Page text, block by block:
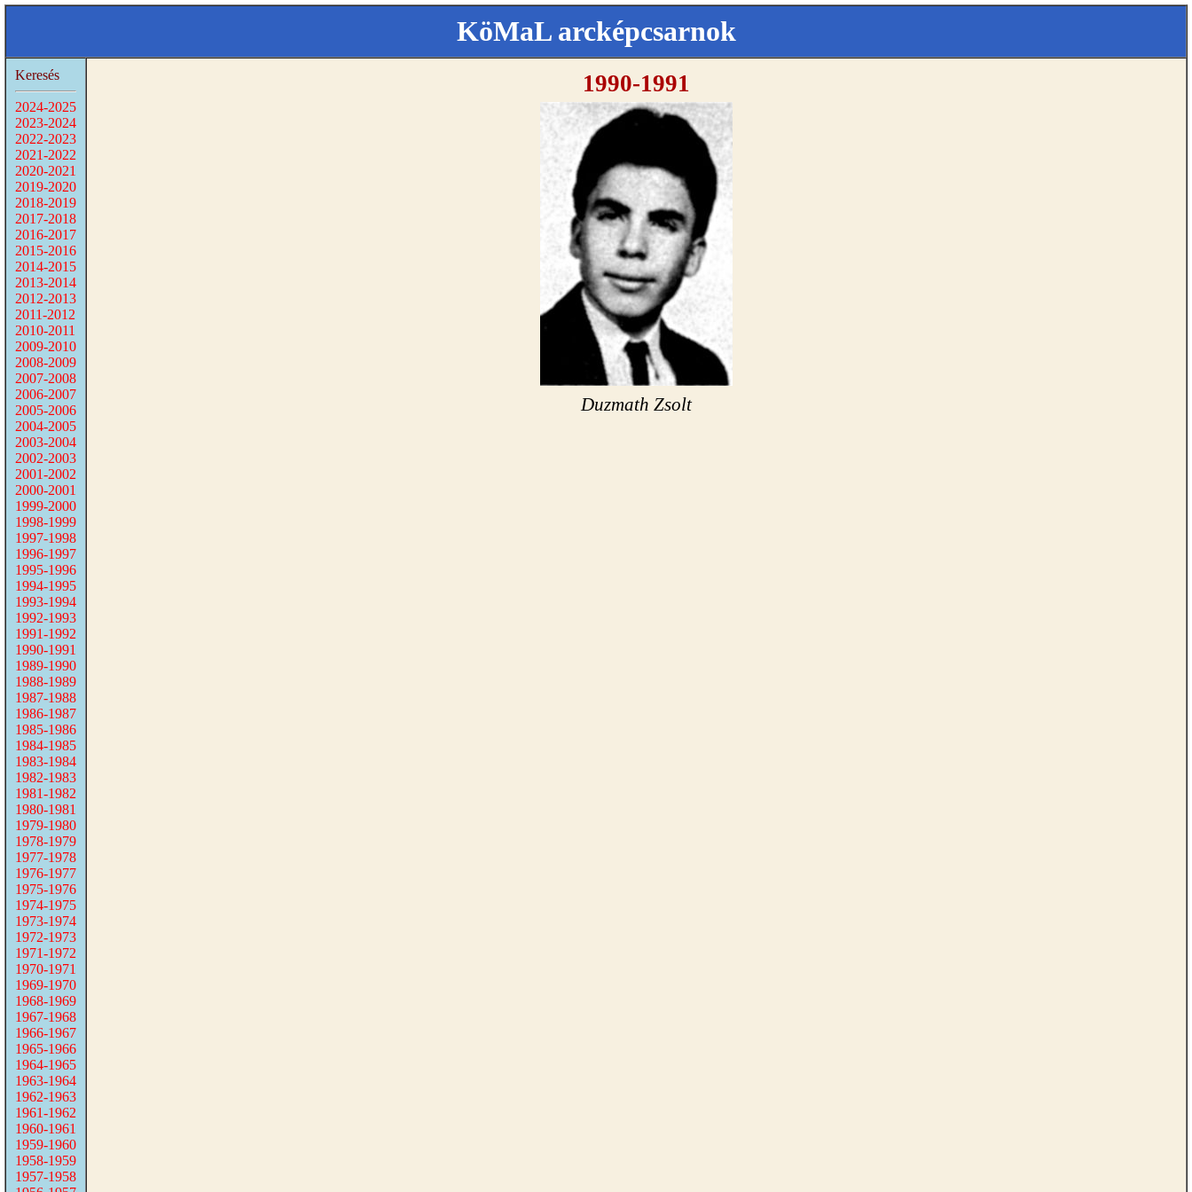
KöMaL arcképcsarnok
Keresés
2024-2025
2023-2024
2022-2023
2021-2022
2020-2021
2019-2020
2018-2019
2017-2018
2016-2017
2015-2016
2014-2015
2013-2014
2012-2013
2011-2012
2010-2011
2009-2010
2008-2009
2007-2008
2006-2007
2005-2006
2004-2005
2003-2004
2002-2003
2001-2002
2000-2001
1999-2000
1998-1999
1997-1998
1996-1997
1995-1996
1994-1995
1993-1994
1992-1993
1991-1992
1990-1991
1989-1990
1988-1989
1987-1988
1986-1987
1985-1986
1984-1985
1983-1984
1982-1983
1981-1982
1980-1981
1979-1980
1978-1979
1977-1978
1976-1977
1975-1976
1974-1975
1973-1974
1972-1973
1971-1972
1970-1971
1969-1970
1968-1969
1967-1968
1966-1967
1965-1966
1964-1965
1963-1964
1962-1963
1961-1962
1960-1961
1959-1960
1958-1959
1957-1958
1990-1991
Duzmath Zsolt